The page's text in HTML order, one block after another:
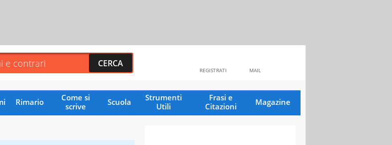
MAIL
REGISTRATI
Rimario
Come si
scrive
Scuola
Strumenti
Utili
Frasi e
Citazioni
Magazine